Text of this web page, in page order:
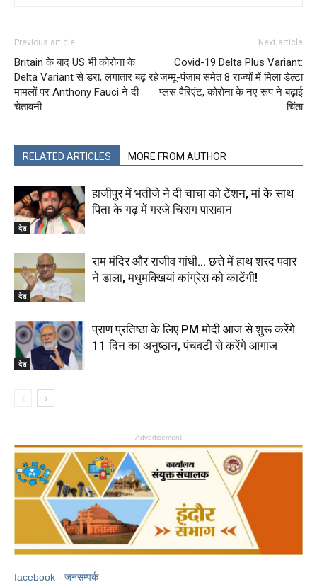
Previous article
Britain के बाद US भी कोरोना के
Delta Variant से डरा, लगातार बढ़ रहे
मामलों पर Anthony Fauci ने दी
चेतावनी
Next article
Covid-19 Delta Plus Variant:
जम्मू-पंजाब समेत 8 राज्यों में मिला डेल्टा
प्लस वैरिएंट, कोरोना के नए रूप ने बढ़ाई
चिंता
RELATED ARTICLES MORE FROM AUTHOR
देश
हाजीपुर में भतीजे ने दी चाचा को टेंशन, मां के साथ
पिता के गढ़ में गरजे चिराग पासवान
देश
राम मंदिर और राजीव गांधी… छत्ते में हाथ शरद पवार
ने डाला, मधुमक्खियां कांग्रेस को काटेंगी!
देश
प्राण प्रतिष्ठा के लिए PM मोदी आज से शुरू करेंगे
11 दिन का अनुष्ठान, पंचवटी से करेंगे आगाज
- Advertisement -
facebook - जनसम्पर्क